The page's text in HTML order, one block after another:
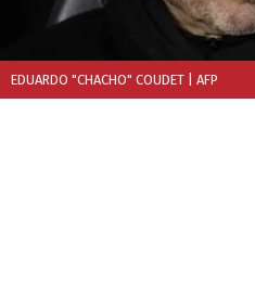
EDUARDO "CHACHO" COUDET | AFP